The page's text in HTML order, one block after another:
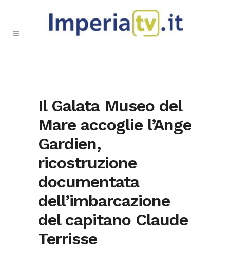
Il Galata Museo del
Mare accoglie l’Ange
Gardien,
ricostruzione
documentata
dell’imbarcazione
del capitano Claude
Terrisse